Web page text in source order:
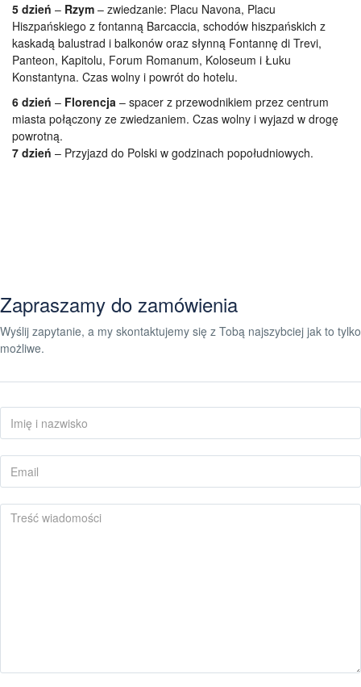
5 dzień – Rzym – zwiedzanie: Placu Navona, Placu
Hiszpańskiego z fontanną Barcaccia, schodów hiszpańskich z
kaskadą balustrad i balkonów oraz słynną Fontannę di Trevi,
Panteon, Kapitolu, Forum Romanum, Koloseum i Łuku
Konstantyna. Czas wolny i powrót do hotelu.
6 dzień – Florencja – spacer z przewodnikiem przez centrum
miasta połączony ze zwiedzaniem. Czas wolny i wyjazd w drogę
powrotną.
7 dzień – Przyjazd do Polski w godzinach popołudniowych.
Zapraszamy do zamówienia
Wyślij zapytanie, a my skontaktujemy się z Tobą najszybciej jak to tylko
możliwe.